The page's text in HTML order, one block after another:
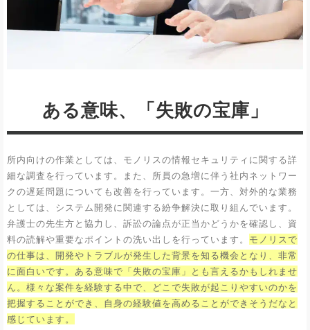
ある意味、「失敗の宝庫」
所内向けの作業としては、モノリスの情報セキュリティに関する詳
細な調査を行っています。また、所員の急増に伴う社内ネットワー
クの遅延問題についても改善を行っています。一方、対外的な業務
としては、システム開発に関連する紛争解決に取り組んでいます。
弁護士の先生方と協力し、訴訟の論点が正当かどうかを確認し、資
料の読解や重要なポイントの洗い出しを行っています。 モノリスで
の仕事は、開発やトラブルが発生した背景を知る機会となり、非常
に面白いです。ある意味で「失敗の宝庫」とも言えるかもしれませ
ん。様々な案件を経験する中で、どこで失敗が起こりやすいのかを
把握することができ、自身の経験値を高めることができそうだなと
感じています。